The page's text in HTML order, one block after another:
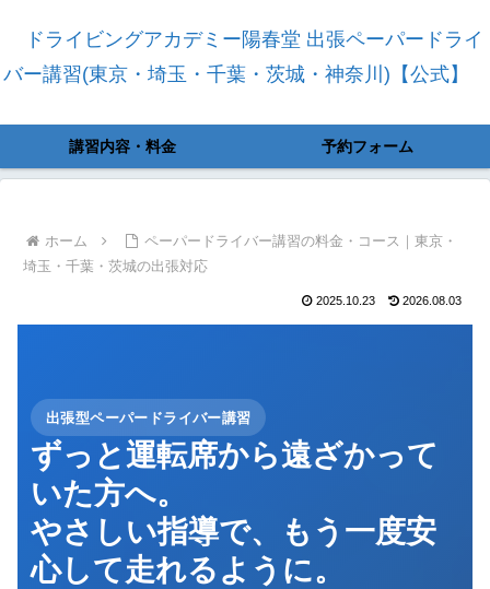
ドライビングアカデミー陽春堂 出張ペーパードライ
バー講習(東京・埼玉・千葉・茨城・神奈川)【公式】
講習内容・料金 予約フォーム
ホーム
ペーパードライバー講習の料金・コース｜東京・
埼玉・千葉・茨城の出張対応
2025.10.23 2026.08.03
出張型ペーパードライバー講習
ずっと運転席から遠ざかって
いた方へ。
やさしい指導で、もう一度安
心して走れるように。